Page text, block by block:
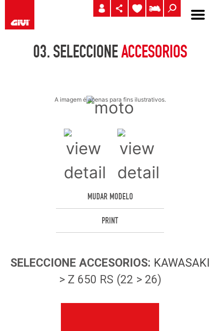
03.SELECCIONEACCESORIOS
A imagem é apenas para fins ilustrativos.
MUDAR MODELO
PRINT
SELECCIONE ACCESORIOS: KAWASAKI
> Z 650 RS (22 > 26)